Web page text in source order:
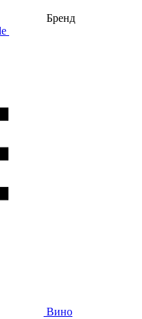
Бренд
Вино